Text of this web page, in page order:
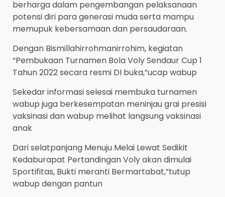
berharga dalam pengembangan pelaksanaan
potensi diri para generasi muda serta mampu
memupuk kebersamaan dan persaudaraan.
Dengan Bismillahirrohmanirrohim, kegiatan
“Pembukaan Turnamen Bola Voly Sendaur Cup 1
Tahun 2022 secara resmi DI buka,”ucap wabup
Sekedar informasi selesai membuka turnamen
wabup juga berkesempatan meninjau grai presisi
vaksinasi dan wabup melihat langsung vaksinasi
anak
Dari selatpanjang Menuju Melai Lewat Sedikit
Kedaburapat Pertandingan Voly akan dimulai
Sportifitas, Bukti meranti Bermartabat,”tutup
wabup dengan pantun